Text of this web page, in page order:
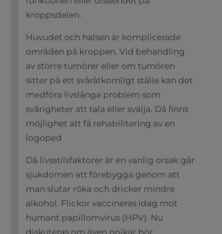
kroppsdelen.
Huvudet och halsen är komplicerade
områden på kroppen. Vid behandling
av större tumörer eller om tumören
sitter på ett svåråtkomligt ställe kan det
medföra livslånga problem som
svårigheter att tala eller svälja. Då finns
möjlighet att få rehabilitering av en
logoped
Då livsstilsfaktorer är en vanlig orsak går
sjukdomen att förebygga genom att
man slutar röka och dricker mindre
alkohol. Flickor vaccineras idag mot
humant papillomvirus (HPV). Nu